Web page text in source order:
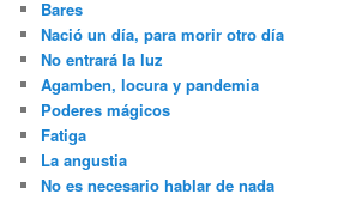
Bares
Nació un día, para morir otro día
No entrará la luz
Agamben, locura y pandemia
Poderes mágicos
Fatiga
La angustia
No es necesario hablar de nada